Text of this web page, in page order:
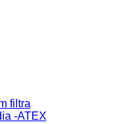
filtra
-ATEX